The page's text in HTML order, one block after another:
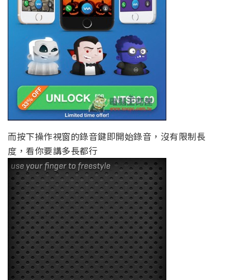
而按下操作視窗的錄音鍵即開始錄音，沒有限制長
度，看你要講多長都行